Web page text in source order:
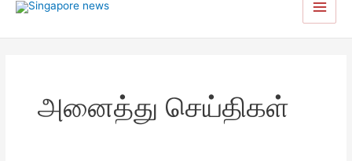
அனைத்து செய்திகள்